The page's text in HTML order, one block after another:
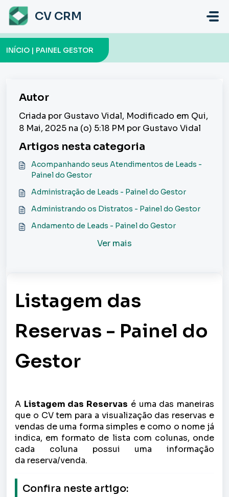
Ir para o conteúdo principal
CV CRM
INÍCIO | PAINEL GESTOR
Autor
Criada por Gustavo Vidal, Modificado em Qui,
8 Mai, 2025 na (o) 5:18 PM por Gustavo Vidal
Artigos nesta categoria
Acompanhando seus Atendimentos de Leads -
Painel do Gestor
Administração de Leads - Painel do Gestor
Administrando os Distratos - Painel do Gestor
Andamento de Leads - Painel do Gestor
Ver mais
Listagem das
Reservas - Painel do
Gestor
A Listagem das Reservas é uma das maneiras
que o CV tem para a visualização das reservas e
vendas de uma forma simples e como o nome já
indica, em formato de lista com colunas, onde
cada coluna possui uma informação
da reserva/venda.
Confira neste artigo: